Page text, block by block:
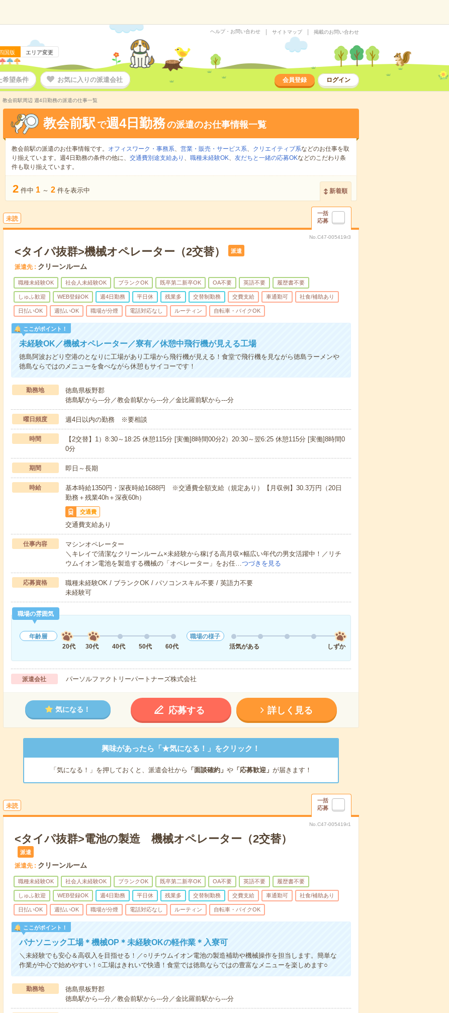
国版 エリア変更
ヘルプ・お問い合わせ サイトマップ 掲載のお問い合わせ
希望条件 お気に入りの派遣会社 会員登録 ログイン
教会前駅周辺 週4日勤務の派遣の仕事一覧
教会前駅 で週4日勤務の派遣のお仕事情報一覧
教会前駅の派遣のお仕事情報です。 オフィスワーク・事務系、 営業・販売・サービス系、 クリエイティブ系などのお仕事を取
り揃えています。週4日勤務の条件の他に、 交通費別途支給あり 、 職種未経験OK、 友だちと一緒の応募OKなどのこだわり条
件も取り揃えています。
2 件中 1 ～ 2 件を表示中 新着順
未読
一括
応募
No.C47-005419r3
<タイパ抜群>機械オペレーター（2交替） 派遣
派遣先 クリーンルーム
職種未経験OK 社会人未経験OK ブランクOK 既卒第二新卒OK OA不要 英語不要 履歴書不要
しゅふ歓迎 WEB登録OK 週4日勤務 平日休 残業多 交替制勤務 交費支給 車通勤可 社食/補助あり
日払いOK 週払いOK 職場が分煙 電話対応なし ルーティン 自転車・バイクOK
ここがポイント！
未経験OK／機械オペレーター／寮有／休憩中飛行機が見える工場
徳島阿波おどり空港のとなりに工場があり工場から飛行機が見える！食堂で飛行機を見ながら徳島ラーメンや
徳島ならではのメニューを食べながら休憩もサイコーです！
勤務地
徳島県板野郡
徳島駅から---分／教会前駅から---分／金比羅前駅から---分
曜日頻度 週4日以内の勤務 ※要相談
時間
【2交替】1）8:30～18:25 休憩115分 [実働]8時間00分2）20:30～翌6:25 休憩115分 [実働]8時間0
0分
期間 即日～長期
時給
基本時給1350円・深夜時給1688円 ※交通費全額支給（規定あり）【月収例】30.3万円（20日
勤務＋残業40h＋深夜60h）
交通費
交通費支給あり
仕事内容
マシンオペレーター
＼キレイで清潔なクリーンルーム×未経験から稼げる高月収×幅広い年代の男女活躍中！／リチ
ウムイオン電池を製造する機械の「オペレーター」をお任…つづきを見る
応募資格
職種未経験OK / ブランクOK / パソコンスキル不要 / 英語力不要
未経験可
職場の雰囲気
年齢層
20代
30代 40代 50代 60代
職場の様子
活気がある
しずか
派遣会社 パーソルファクトリーパートナーズ株式会社
気になる！ 応募する 詳しく見る
興味があったら「★気になる！」をクリック！
「気になる！」を押しておくと、派遣会社から 「面談確約」 や「応募歓迎」 が届きます！
未読
一括
応募
No.C47-005419r1
<タイパ抜群>電池の製造 機械オペレーター（2交替）
派遣
派遣先 クリーンルーム
職種未経験OK 社会人未経験OK ブランクOK 既卒第二新卒OK OA不要 英語不要 履歴書不要
しゅふ歓迎 WEB登録OK 週4日勤務 平日休 残業多 交替制勤務 交費支給 車通勤可 社食/補助あり
日払いOK 週払いOK 職場が分煙 電話対応なし ルーティン 自転車・バイクOK
ここがポイント！
パナソニック工場＊機械OP＊未経験OKの軽作業＊入寮可
＼未経験でも安心＆高収入を目指せる！／○リチウムイオン電池の製造補助や機械操作を担当します。簡単な
作業が中心で始めやすい！○工場はきれいで快適！食堂では徳島ならではの豊富なメニューを楽しめます○
勤務地
徳島県板野郡
徳島駅から---分／教会前駅から---分／金比羅前駅から---分